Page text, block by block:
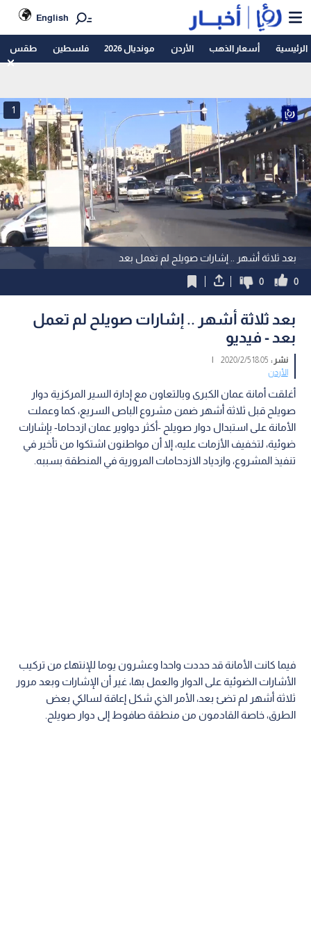
English
الرئيسية أسعار الذهب الأردن مونديال 2026 فلسطين طقس
بعد ثلاثة أشهر .. إشارات صويلح لم تعمل بعد
1
0
0
بعد ثلاثة أشهر .. إشارات صويلح لم تعمل
بعد - فيديو
نشر :18:05 2020/2/5
|
الأردن
أغلقت أمانة عمان الكبرى وبالتعاون مع إدارة السير المركزية دوار
صويلح قبل ثلاثة أشهر ضمن مشروع الباص السريع، كما وعملت
الأمانة على استبدال دوار صويلح -أكثر دواوير عمان ازدحاما- بإشارات
ضوئية، لتخفيف الأزمات عليه، إلا أن مواطنون اشتكوا من تأخير في
تنفيذ المشروع، وازدياد الازدحامات المرورية في المنطقة بسببه.
فيما كانت الأمانة قد حددت واحدا وعشرون يوما للإنتهاء من تركيب
الأشارات الضوئية على الدوار والعمل بها، غير أن الإشارات وبعد مرور
ثلاثة أشهر لم تضئ بعد، الأمر الذي شكل إعاقة لسالكي بعض
الطرق، خاصة القادمون من منطقة صافوط إلى دوار صويلح.